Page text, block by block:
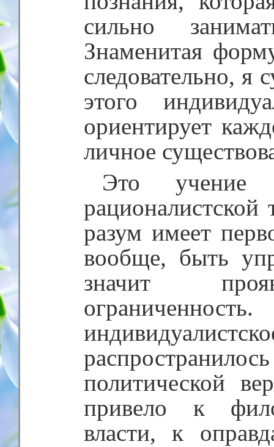
сильно
Знаменитая
следовательно, я
этого
ориентирует
личное
Это
рационалистской
разум имеет
вообще, быть
значит
политической
привело к
власти, к